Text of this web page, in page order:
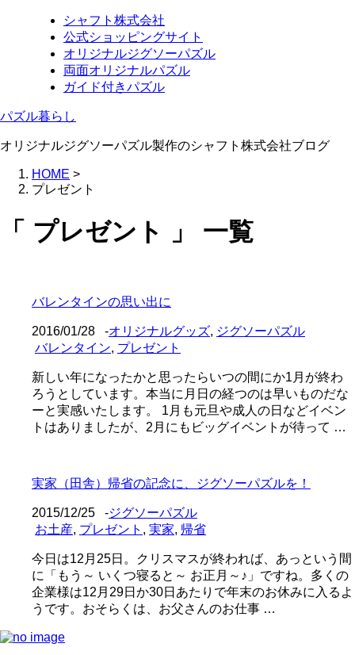
シャフト株式会社
公式ショッピングサイト
オリジナルジグソーパズル
両面オリジナルパズル
ガイド付きパズル
パズル暮らし
オリジナルジグソーパズル製作のシャフト株式会社ブログ
HOME >
プレゼント
「 プレゼント 」 一覧
バレンタインの思い出に
2016/01/28 -オリジナルグッズ, ジグソーパズル
バレンタイン, プレゼント
新しい年になったかと思ったらいつの間にか1月が終わ
ろうとしています。本当に月日の経つのは早いものだな
ーと実感いたします。 1月も元旦や成人の日などイベン
トはありましたが、2月にもビッグイベントが待って …
実家（田舎）帰省の記念に、ジグソーパズルを！
2015/12/25 -ジグソーパズル
お土産, プレゼント , 実家, 帰省
今日は12月25日。クリスマスが終われば、あっという間
に「もう～ いくつ寝ると～ お正月～♪」ですね。多くの
企業様は12月29日か30日あたりで年末のお休みに入るよ
うです。おそらくは、お父さんのお仕事 …